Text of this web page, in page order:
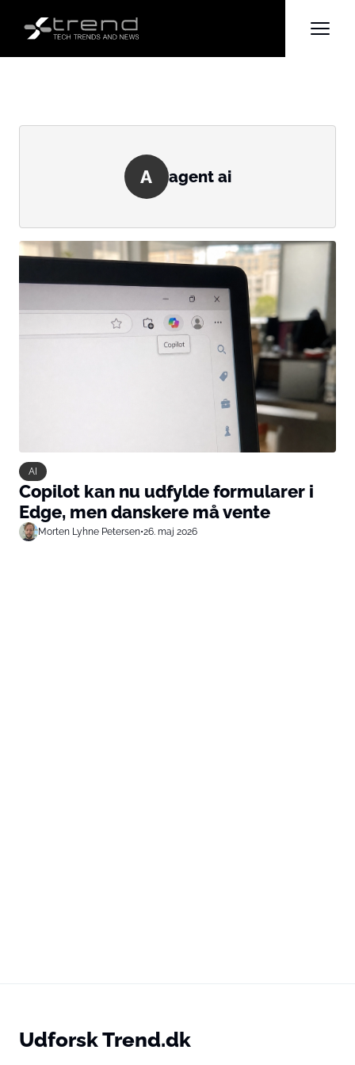
A agent ai
AI
Copilot kan nu udfylde formularer i
Edge, men danskere må vente
Morten Lyhne Petersen•26. maj 2026
Udforsk Trend.dk